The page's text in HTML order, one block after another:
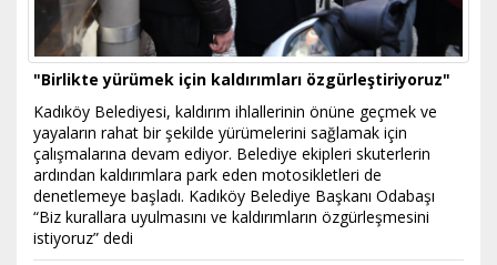
"Birlikte yürümek için kaldırımları özgürleştiriyoruz"
Kadıköy Belediyesi, kaldırım ihlallerinin önüne geçmek ve
yayaların rahat bir şekilde yürümelerini sağlamak için
çalışmalarına devam ediyor. Belediye ekipleri skuterlerin
ardından kaldırımlara park eden motosikletleri de
denetlemeye başladı. Kadıköy Belediye Başkanı Odabaşı
“Biz kurallara uyulmasını ve kaldırımların özgürleşmesini
istiyoruz” dedi